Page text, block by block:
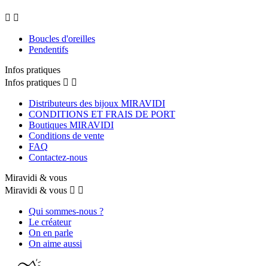
 
Boucles d'oreilles
Pendentifs
Infos pratiques
Infos pratiques  
Distributeurs des bijoux MIRAVIDI
CONDITIONS ET FRAIS DE PORT
Boutiques MIRAVIDI
Conditions de vente
FAQ
Contactez-nous
Miravidi & vous
Miravidi & vous  
Qui sommes-nous ?
Le créateur
On en parle
On aime aussi